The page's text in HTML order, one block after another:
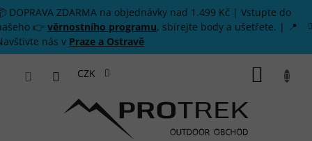
Přejít na obsah
DOPRAVA ZDARMA na objednávky nad 1.499 Kč | Vstupte do
👉 věrnostního programu, sbírejte body a ušetřete. | 📍
nás v Praze a Ostravě
CZK